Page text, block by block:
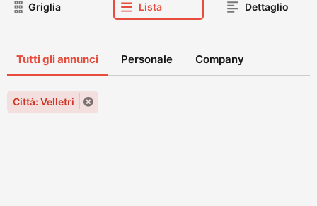
Griglia Lista Dettaglio
Tutti gli annunci Personale Company
Città: Velletri